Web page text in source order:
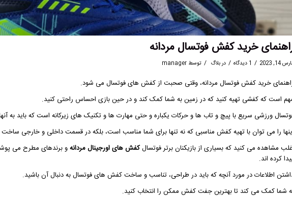
خرید کفش فوتسال مردانه
14, 2023
/ 1 دیدگاه / دربلاگ / توسط manager
خرید کفش فوتسال مردانه، وقتی صحبت از کفش های فوتسال می شود.
است که کفشی تهیه کنید که در زمین به شما کمک کند و در حین بازی احساس راحتی کنید.
ورزشی سریع با پیچ و تاب ها و حرکات یکباره و حتی مهارت ها و تکنیک های زیرکانه است که باید به
را می توان با تهیه کفش مناسبی که نه تنها برای شما مناسب است، بلکه در قسمت داخلی و خارجی ساخت
مشاهده می کنید که بسیاری از بازیکنان برتر فوتسالکفش های اورجینال مردانهو برندهای مطرح می
کرده اند.
اطلاعات در مورد آنچه که باید در طراحی، تناسب و ساخت کفش های فوتسال به دنبال آن باشید.
شما کمک می کند تا بهترین جفت کفش ممکن را انتخاب کنید.